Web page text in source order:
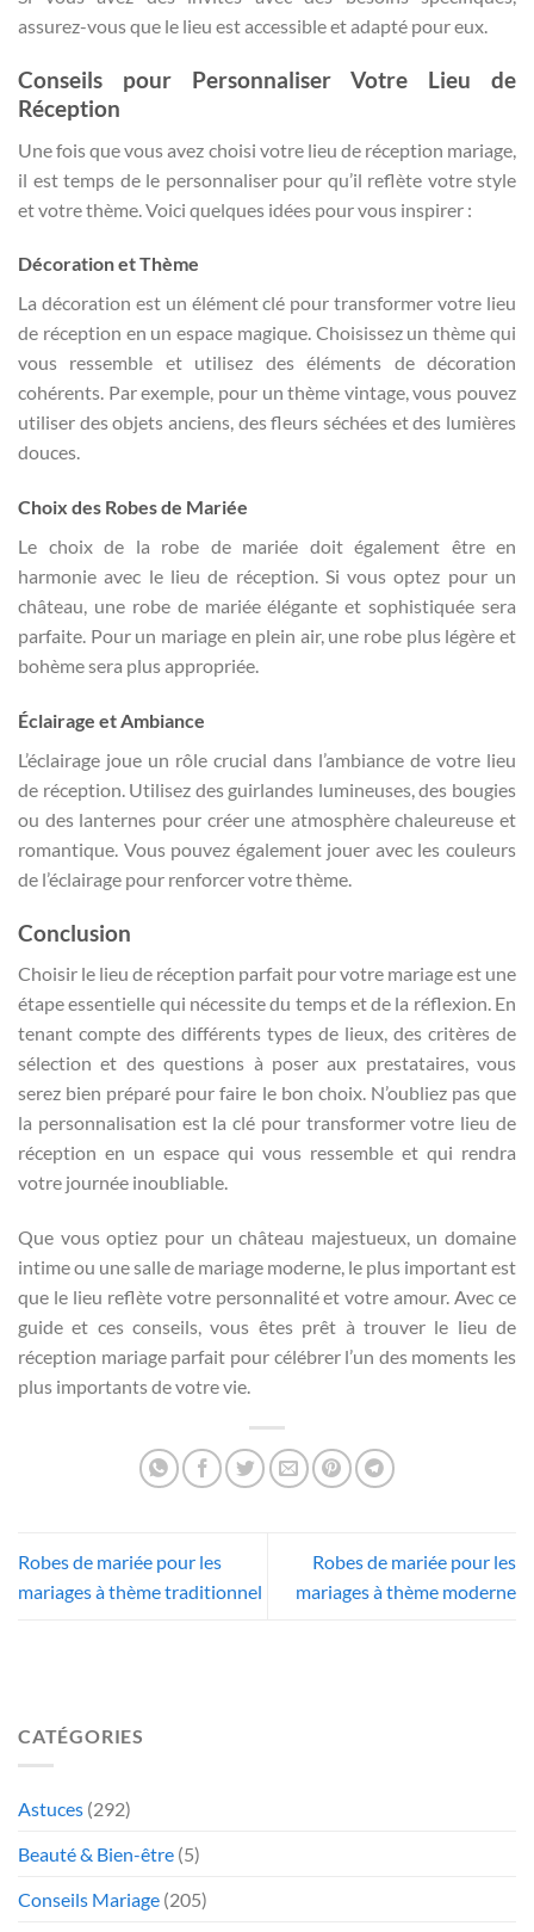
assurez-vous que le lieu est accessible et adapté pour eux.
Conseils pour Personnaliser Votre Lieu de
Réception
Une fois que vous avez choisi votre lieu de réception mariage,
il est temps de le personnaliser pour qu’il reflète votre style
et votre thème. Voici quelques idées pour vous inspirer :
Décoration et Thème
La décoration est un élément clé pour transformer votre lieu
de réception en un espace magique. Choisissez un thème qui
vous ressemble et utilisez des éléments de décoration
cohérents. Par exemple, pour un thème vintage, vous pouvez
utiliser des objets anciens, des fleurs séchées et des lumières
douces.
Choix des Robes de Mariée
Le choix de la robe de mariée doit également être en
harmonie avec le lieu de réception. Si vous optez pour un
château, une robe de mariée élégante et sophistiquée sera
parfaite. Pour un mariage en plein air, une robe plus légère et
bohème sera plus appropriée.
Éclairage et Ambiance
L’éclairage joue un rôle crucial dans l’ambiance de votre lieu
de réception. Utilisez des guirlandes lumineuses, des bougies
ou des lanternes pour créer une atmosphère chaleureuse et
romantique. Vous pouvez également jouer avec les couleurs
de l’éclairage pour renforcer votre thème.
Conclusion
Choisir le lieu de réception parfait pour votre mariage est une
étape essentielle qui nécessite du temps et de la réflexion. En
tenant compte des différents types de lieux, des critères de
sélection et des questions à poser aux prestataires, vous
serez bien préparé pour faire le bon choix. N’oubliez pas que
la personnalisation est la clé pour transformer votre lieu de
réception en un espace qui vous ressemble et qui rendra
votre journée inoubliable.
Que vous optiez pour un château majestueux, un domaine
intime ou une salle de mariage moderne, le plus important est
que le lieu reflète votre personnalité et votre amour. Avec ce
guide et ces conseils, vous êtes prêt à trouver le lieu de
réception mariage parfait pour célébrer l’un des moments les
plus importants de votre vie.
Robes de mariée pour les
mariages à thème traditionnel
Robes de mariée pour les
mariages à thème moderne
CATÉGORIES
Astuces (292)
Beauté & Bien-être (5)
Conseils Mariage (205)